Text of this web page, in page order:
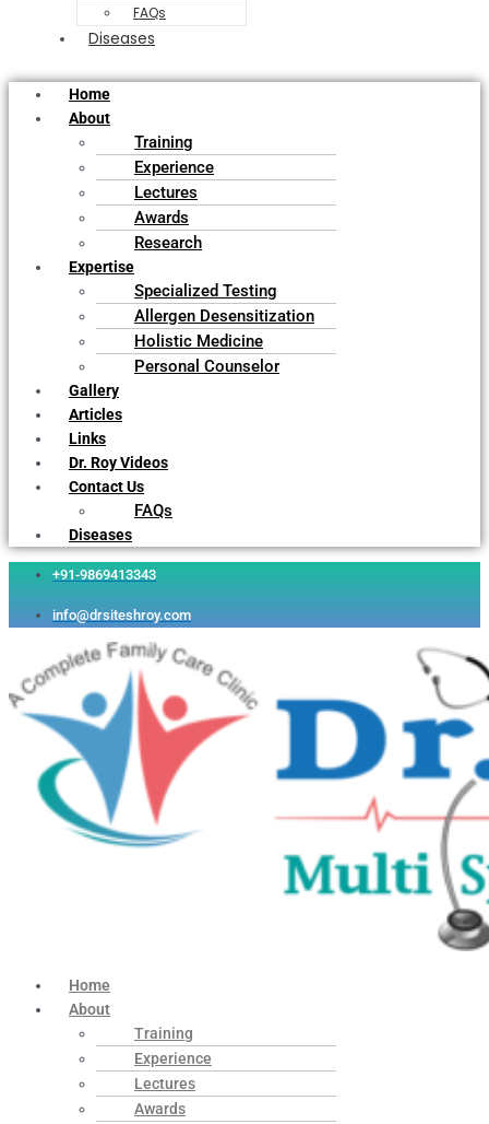
FAQs
Diseases
Home
About
Training
Experience
Lectures
Awards
Research
Expertise
Specialized Testing
Allergen Desensitization
Holistic Medicine
Personal Counselor
Gallery
Articles
Links
Dr. Roy Videos
Contact Us
FAQs
Diseases
+91-9869413343
info@drsiteshroy.com
Home
About
Training
Experience
Lectures
Awards